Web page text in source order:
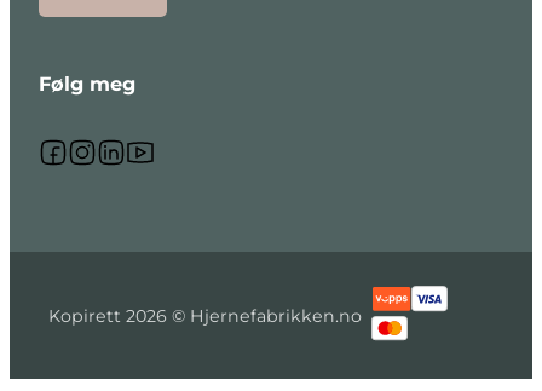
Følg meg
Følg meg på Facebook
Følg meg på Instagram
Følg meg på Linkedin
Følg meg på Youtube
Kopirett 2026 © Hjernefabrikken.no